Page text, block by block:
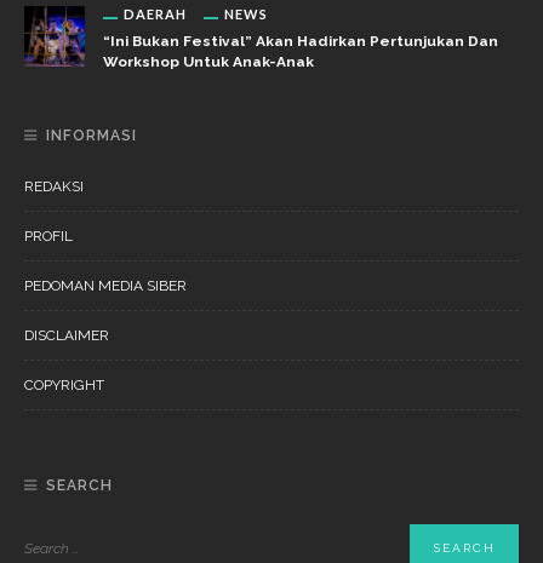
DAERAH NEWS
“Ini Bukan Festival” Akan Hadirkan Pertunjukan Dan
Workshop Untuk Anak-Anak
INFORMASI
REDAKSI
PROFIL
PEDOMAN MEDIA SIBER
DISCLAIMER
COPYRIGHT
SEARCH